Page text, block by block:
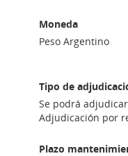
Moneda
Peso Argentino
Tipo de
Se podrá
Adjudicación por
Plazo